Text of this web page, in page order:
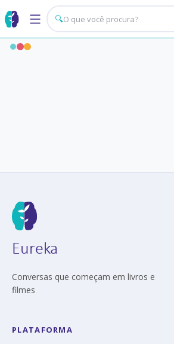
🔍
Eureka
Conversas que começam em livros e
filmes
PLATAFORMA